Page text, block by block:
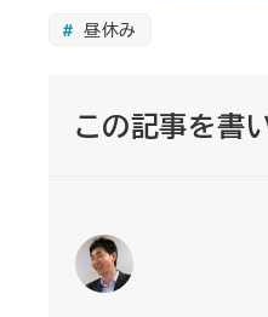
昼休み
この記事を書